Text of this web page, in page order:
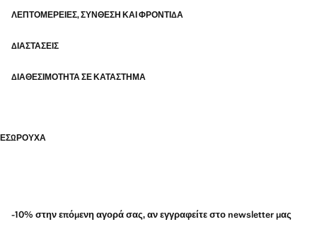
ΛΕΠΤΟΜΈΡΕΙΕΣ, ΣΎΝΘΕΣΗ ΚΑΙ ΦΡΟΝΤΊΔΑ
ΔΙΑΣΤΆΣΕΙΣ
ΔΙΑΘΕΣΙΜΌΤΗΤΑ ΣΕ ΚΑΤΆΣΤΗΜΑ
ΕΣΏΡΟΥΧΑ
-10% στην επόμενη αγορά σας, αν εγγραφείτε στο newsletter μας